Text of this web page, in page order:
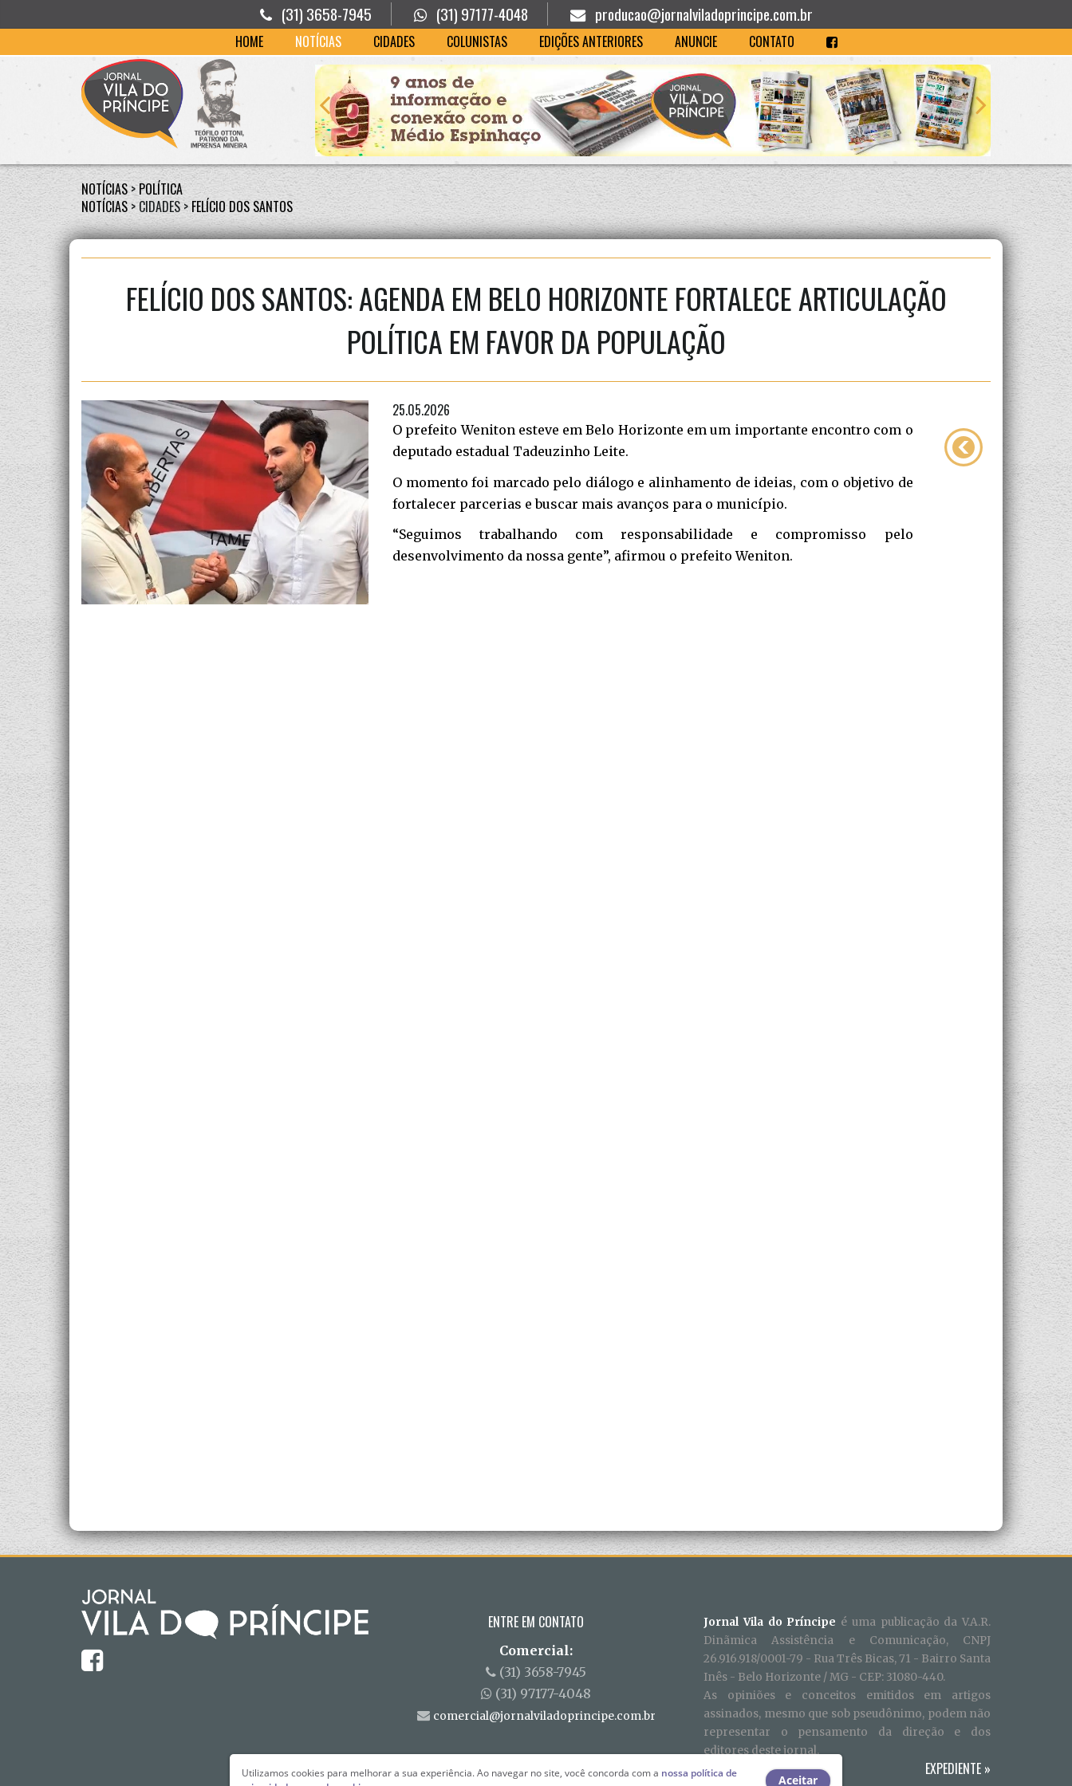
(31) 3658-7945 (31) 97177-4048 producao@jornalviladoprincipe.com.br
HOME NOTÍCIAS CIDADES COLUNISTAS EDIÇÕES ANTERIORES ANUNCIE CONTATO
NOTÍCIAS>POLÍTICA
NOTÍCIAS> CIDADES >FELÍCIO DOS SANTOS
FELÍCIO DOS SANTOS: AGENDA EM BELO HORIZONTE FORTALECE ARTICULAÇÃO
POLÍTICA EM FAVOR DA POPULAÇÃO
25.05.2026
O prefeito Weniton esteve em Belo Horizonte em um importante encontro com o
deputado estadual Tadeuzinho Leite.
O momento foi marcado pelo diálogo e alinhamento de ideias, com o objetivo de
fortalecer parcerias e buscar mais avanços para o município.
“Seguimos trabalhando com responsabilidade e compromisso pelo
desenvolvimento da nossa gente”, afirmou o prefeito Weniton.
ENTRE EM CONTATO
Comercial:
(31) 3658-7945
(31) 97177-4048
comercial@jornalviladoprincipe.com.br
Jornal Vila do Príncipe é uma publicação da V.A.R.
Dinãmica Assistência e Comunicação, CNPJ
26.916.918/0001-79 - Rua Três Bicas, 71 - Bairro Santa
Inês - Belo Horizonte / MG - CEP: 31080-440.
As opiniões e conceitos emitidos em artigos
assinados, mesmo que sob pseudônimo, podem não
representar o pensamento da direção e dos
editores deste jornal.
EXPEDIENTE »
Utilizamos cookies para melhorar a sua experiência. Ao navegar no site, você concorda com a nossa política de
Aceitar